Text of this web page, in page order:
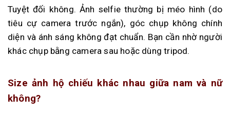
Tuyệt đối không. Ảnh selfie thường bị méo hình (do
tiêu cự camera trước ngắn), góc chụp không chính
diện và ánh sáng không đạt chuẩn. Bạn cần nhờ người
khác chụp bằng camera sau hoặc dùng tripod.
Size ảnh hộ chiếu khác nhau giữa nam và nữ
không?